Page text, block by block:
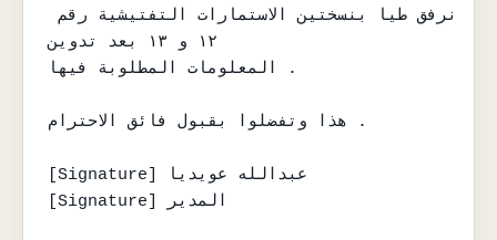
نرفق طيا بنسختين الاستمارات التفتيشية رقم
١٢ و ١٣ بعد تدوين
المعلومات المطلوبة فيها .
هذا وتفضلوا بقبول فائق الاحترام .
[Signature] عبدالله عويديا
[Signature] المدير